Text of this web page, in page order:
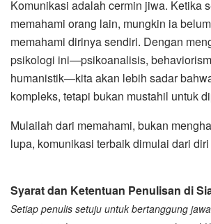
Komunikasi adalah cermin jiwa. Ketika
memahami orang lain, mungkin ia
memahami dirinya sendiri. Dengan
psikologi ini—psikoanalisis,
humanistik—kita akan lebih sadar
kompleks, tetapi bukan mustahil untuk
Mulailah dari memahami, bukan
lupa, komunikasi terbaik dimulai dari
Syarat dan Ketentuan Penulisan di
Setiap penulis setuju untuk bertanggung